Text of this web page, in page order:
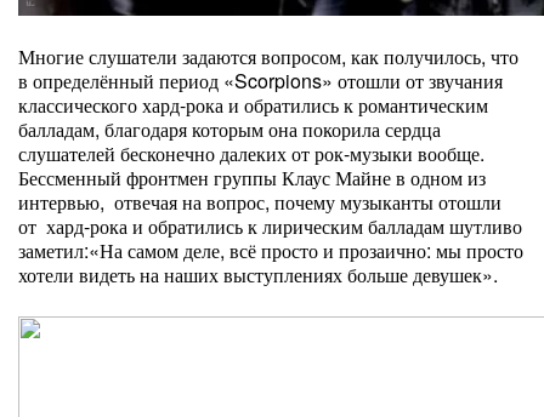
Многие слушатели задаются вопросом, как получилось, что
в определённый период «Scorpions» отошли от звучания
классического хард-рока и обратились к романтическим
балладам, благодаря которым она покорила сердца
слушателей бесконечно далеких от рок-музыки вообще.
Бессменный фронтмен группы Клаус Майне в одном из
интервью, отвечая на вопрос, почему музыканты отошли
от хард-рока и обратились к лирическим балладам шутливо
заметил:«На самом деле, всё просто и прозаично: мы просто
хотели видеть на наших выступлениях больше девушек».